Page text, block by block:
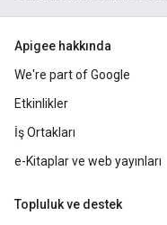
Apigee hakkında
We're part of Google
Etkinlikler
İş Ortakları
e-Kitaplar ve web yayınları
Topluluk ve destek